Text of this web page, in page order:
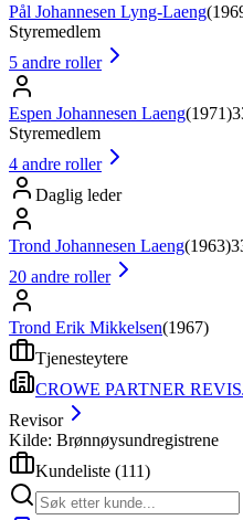
Pål Johannesen Lyng-Laeng(
Styremedlem
5 andre roller
Espen Johannesen Laeng(1971)
Styremedlem
4 andre roller
Daglig leder
Trond Johannesen Laeng(1963)
20 andre roller
Trond Erik Mikkelsen(1967)
Tjenesteytere
CROWE PARTNER
Revisor
Kilde: Brønnøysundregistrene
Kundeliste (111)